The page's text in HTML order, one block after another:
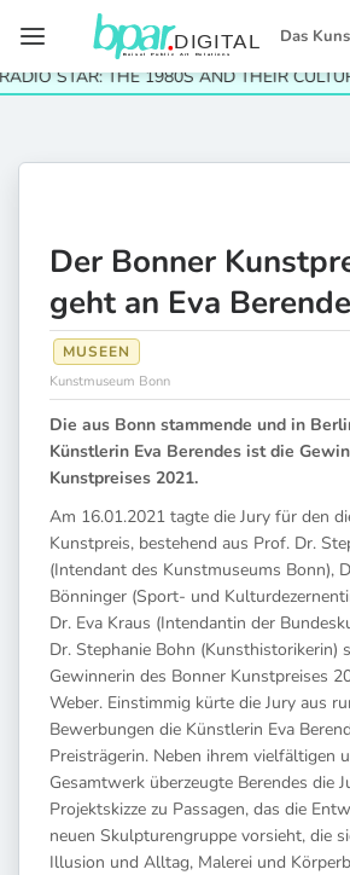
Das
STAR: THE 1980S AND THEIR CULTURAL
Der Bonner
geht an Eva
MUSEEN
Kunstmuseum Bonn
Die aus Bonn stammende und in
Künstlerin Eva Berendes ist die
Kunstpreises 2021.
Am 16.01.2021 tagte die Jury für den
Kunstpreis, bestehend aus Prof. Dr.
(Intendant des Kunstmuseums Bonn),
Bönninger (Sport- und
Dr. Eva Kraus (Intendantin der
Dr. Stephanie Bohn (Kunsthistorikerin)
Gewinnerin des Bonner Kunstpreises
Weber. Einstimmig kürte die Jury aus
Bewerbungen die Künstlerin Eva
Preisträgerin. Neben ihrem vielfältigen
Gesamtwerk überzeugte Berendes die
Projektskizze zu Passagen, das die
neuen Skulpturengruppe vorsieht, die
Illusion und Alltag, Malerei und